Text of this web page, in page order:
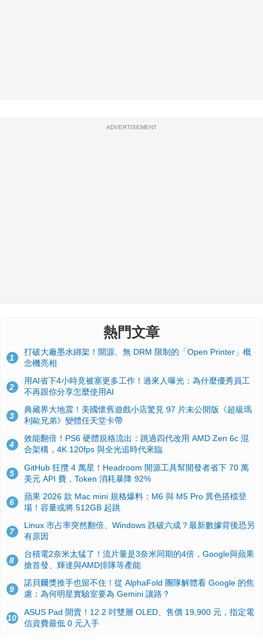
ADVERTISEMENT
熱門文章
1
打破大廠墨水綁架！開源、無 DRM 限制的「Open Printer」概
念機亮相
2
用AI省下4小時竟被塞更多工作！過來人曝光：為什麼優秀員工
不再跟你分享怎麼使用AI
3
典藏界大地震！美國懷舊遊戲小店驚見 97 片未公開版《超級瑪
利歐兄弟》變體任天堂卡帶
4
效能翻倍！PS6 硬體規格流出：跳過四代改用 AMD Zen 6c 混
合架構，4K 120fps 與全光追時代來臨
5
GitHub 狂攬 4 萬星！Headroom 開源工具幫開發者省下 70 萬
美元 API 費，Token 消耗暴降 92%
6
蘋果 2026 款 Mac mini 規格爆料：M6 與 M5 Pro 異色搭檔登
場！容量或將 512GB 起跳
7
Linux 市占率突然翻倍、Windows 跌破六成？最新數據背後恐另
有原因
8
台積電2奈米太猛了！流片量是3奈米同期的4倍，Google與蘋果
搶首發、輝達與AMD排隊等產能
9
諾貝爾獎推手也留不住！從 AlphaFold 團隊解體看 Google 的焦
慮：為何明星實驗室要為 Gemini 讓路？
10
ASUS Pad 開賣！12.2 吋雙層 OLED、售價 19,900 元，指定電
信資費最低 0 元入手